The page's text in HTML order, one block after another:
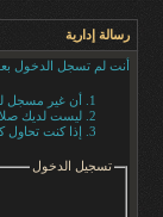
رسالة إدارية
أنت لم تسجل الدخول
أن غير مسجل
ليست لديك
إذا كنت تحاول
تسجيل الدخول